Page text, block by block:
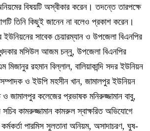
বিষয়টি অস্বীকার করেন। তদন্তে তারপক্ষে
তিনি কিছুই জানেন না বলেও প্রকাশ করেন।
ইউনিয়নের সাবেক চেয়ারম্যান ও উপজেলা বিএনপির
মসিউল আজম চন্নু, উপজেলা বিএনপির
রহমান বিল্লাল, বালিয়াকান্দি সদর ইউনিয়ন
সম্পাদক ও ইউপি মহসীন খান, জামালপুর ইউনিয়ন
ও জামালপুর কলেজের প্রভাষক মনিরুজ্জামান বাবু,
কামরুজ্জামান কামরুল স্বাক্ষরিত অভিযোগে
পারমিস সুলতানা অনিয়ম, অসাদাচরণ, ঘুষ-